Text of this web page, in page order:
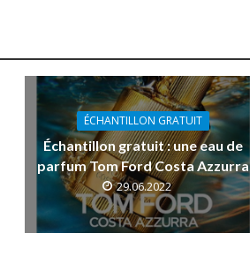
ÉCHANTILLON GRATUIT
Échantillon gratuit : une eau de
parfum Tom Ford Costa Azzurra
29.06.2022